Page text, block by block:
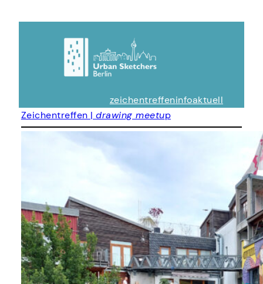
zeichentreffeninfoaktuell
Zeichentreffen |drawing meetup